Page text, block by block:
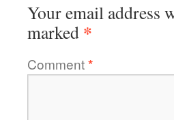
Your email address
marked *
Comment*